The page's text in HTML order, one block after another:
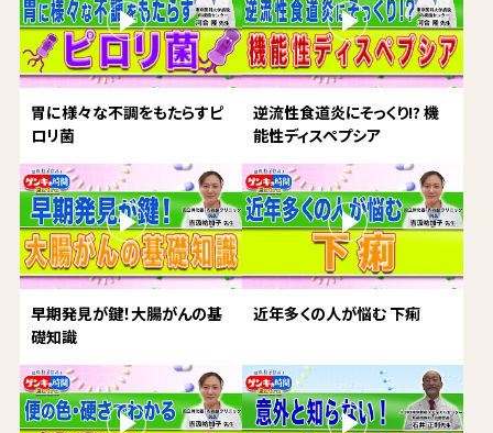
胃に様々な不調をもたらすピ
ロリ菌
逆流性食道炎にそっくり!? 機
能性ディスペプシア
早期発見が鍵！大腸がんの基
礎知識
近年多くの人が悩む 下痢